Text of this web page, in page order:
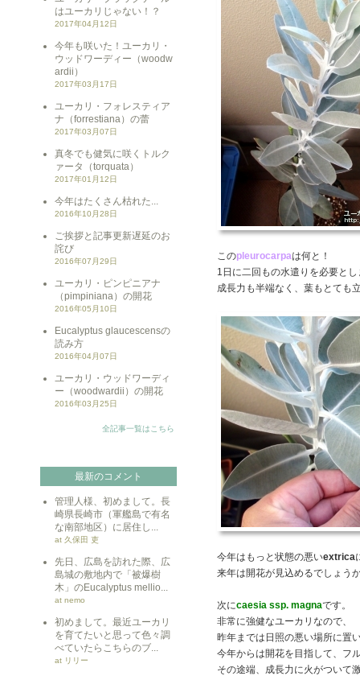
はユーカリじゃない！？
2017年04月12日
今年も咲いた！ユーカリ・
ウッドワーディー（woodw
ardii）
2017年03月17日
ユーカリ・フォレスティア
ナ（forrestiana）の蕾
2017年03月07日
真冬でも健気に咲くトルク
ァータ（torquata）
2017年01月12日
今年はたくさん枯れた...
2016年10月28日
ご挨拶と記事更新遅延のお
詫び
2016年07月29日
ユーカリ・ピンピニアナ
（pimpiniana）の開花
2016年05月10日
Eucalyptus glaucescensの
読み方
2016年04月07日
ユーカリ・ウッドワーディ
ー（woodwardii）の開花
2016年03月25日
全記事一覧はこちら
最新のコメント
管理人様、初めまして。長
崎県長崎市（軍艦島で有名
な南部地区）に居住し...
at 久保田 吏
先日、広島を訪れた際、広
島城の敷地内で「被爆樹
木」のEucalyptus mellio...
at nemo
初めまして。最近ユーカリ
を育てたいと思って色々調
べていたらこちらのブ...
at リリー
このpleurocarpaは何と！
1日に二回もの水遣りを必要とし
成長力も半端なく、葉もとても
今年はもっと状態の悪いextrica
来年は開花が見込めるでしょう
次にcaesia ssp. magnaです。
非常に強健なユーカリなので、
昨年までは日照の悪い場所に置
今年からは開花を目指して、フ
その途端、成長力に火がついて